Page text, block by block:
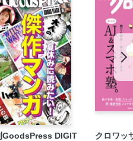
GoodsPress DIGIT
クロワッ